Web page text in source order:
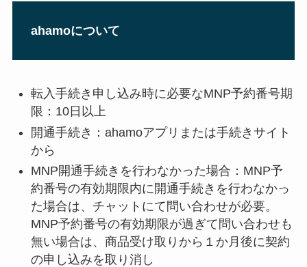
ahamoについて
転入手続き申し込み時に必要なMNP予約番号期
限：10日以上
開通手続き：ahamoアプリまたは手続きサイト
から
MNP開通手続きを行わなかった場合： MNP予
約番号の有効期限内に開通手続きを行わなかっ
た場合は、チャットにて問い合わせが必要。
MNP予約番号の有効期限が過ぎて問い合わせも
無い場合は、商品受け取りから１か月後に契約
の申し込みを取り消し